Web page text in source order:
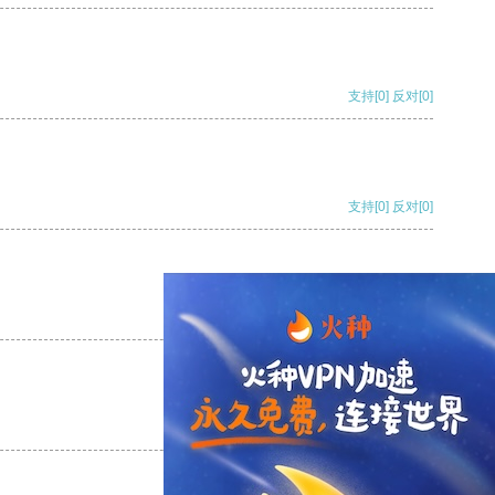
支持[0] 反对[0]
支持[0] 反对[0]
支持
支持[0] 反对[0]